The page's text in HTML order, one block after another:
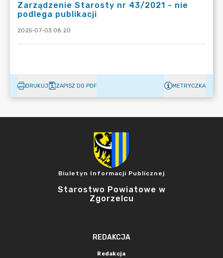
Zarządzenie Starosty nr 43/2021 - nie
podlega publikacji
2025-07-03 08:20
DRUKUJ ZAPISZ DO PDF METRYCZKA
Biuletyn Informacji Publicznej
Starostwo Powiatowe w
Zgorzelcu
REDAKCJA
Redakcja